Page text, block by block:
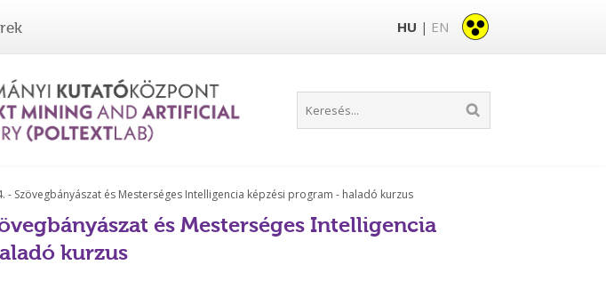
HU | EN
- Szövegbányászat és Mesterséges Intelligencia képzési program - haladó kurzus
és Mesterséges Intelligencia
kurzus